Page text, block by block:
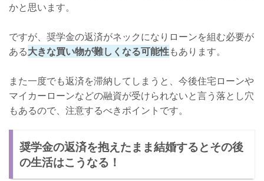
かと思います。
ですが、奨学金の返済がネックになりローンを組む必要が
ある大きな買い物が難しくなる可能性もあります。
また一度でも返済を滞納してしまうと、今後住宅ローンや
マイカーローンなどの融資が受けられないと言う落とし穴
もあるので、注意するべきポイントです。
奨学金の返済を抱えたまま結婚するとその後
の生活はこうなる！